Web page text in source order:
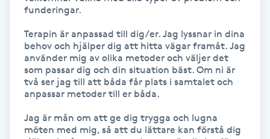
Kemisk peeling
Keratinbehandling
Kinesiologi
Kinesisk medicin
funderingar.
Terapin är anpassad till dig/er. Jag lyssnar in dina
behov och hjälper dig att hitta vägar framåt. Jag
använder mig av olika metoder och väljer det
som passar dig och din situation bäst. Om ni är
två ser jag till att båda får plats i samtalet och
anpassar metoder till er båda.
Jag är mån om att ge dig trygga och lugna
möten med mig, så att du lättare kan förstå dig